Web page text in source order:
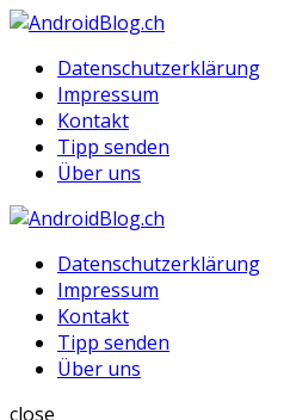
Menu
MenuDatenschutzerklärung
Impressum
Kontakt
Tipp senden
Über uns
Datenschutzerklärung
Impressum
Kontakt
Tipp senden
Über uns
Suche
close